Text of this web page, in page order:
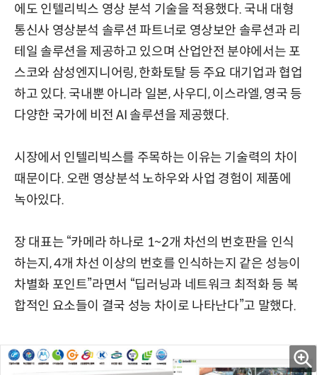
에도 인텔리빅스 영상 분석 기술을 적용했다. 국내 대형
통신사 영상분석 솔루션 파트너로 영상보안 솔루션과 리
테일 솔루션을 제공하고 있으며 산업안전 분야에서는 포
스코와 삼성엔지니어링, 한화토탈 등 주요 대기업과 협업
하고 있다. 국내뿐 아니라 일본, 사우디, 이스라엘, 영국 등
다양한 국가에 비전 AI 솔루션을 제공했다.
시장에서 인텔리빅스를 주목하는 이유는 기술력의 차이
때문이다. 오랜 영상분석 노하우와 사업 경험이 제품에
녹아있다.
장 대표는 “카메라 하나로 1~2개 차선의 번호판을 인식
하는지, 4개 차선 이상의 번호를 인식하는지 같은 성능이
차별화 포인트”라면서 “딥러닝과 네트워크 최적화 등 복
합적인 요소들이 결국 성능 차이로 나타난다”고 말했다.